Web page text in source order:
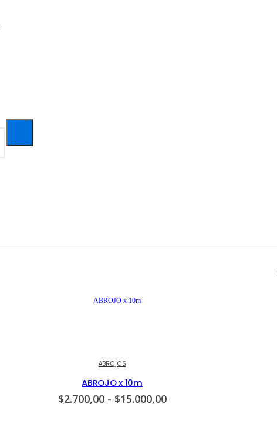
ABROJOS
ABROJO x 10m
$2.700,00 - $15.000,00Rango